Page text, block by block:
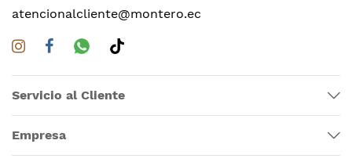
atencionalcliente@montero.ec
Servicio al Cliente
Empresa